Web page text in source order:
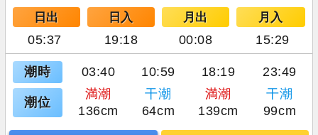
日出 日入 月出 月入
05:37 19:18 00:08 15:29
潮時 03:40 10:59 18:19 23:49
潮位
満潮 干潮 満潮
干潮
136cm
64cm 139cm 99cm